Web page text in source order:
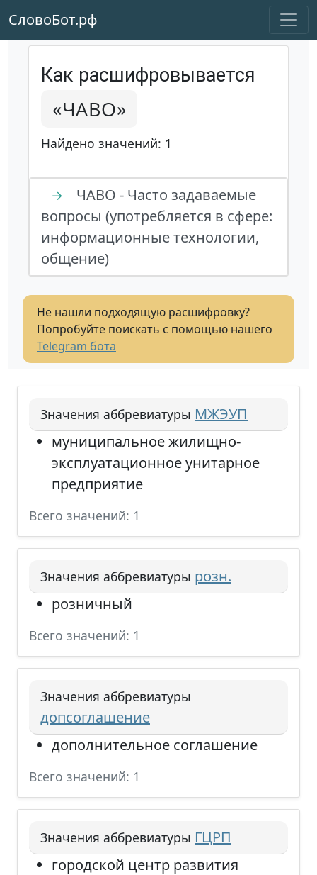
СловоБот.рф
Как расшифровывается
«ЧАВО»
Найдено значений: 1
→
ЧАВО - Часто задаваемые
вопросы (употребляется в сфере:
информационные технологии,
общение)
Не нашли подходящую расшифровку?
Попробуйте поискать с помощью нашего
Telegram бота
Значения аббревиатуры МЖЭУП
муниципальное жилищно-
эксплуатационное унитарное
предприятие
Всего значений: 1
Значения аббревиатуры розн.
розничный
Всего значений: 1
Значения аббревиатуры
допсоглашение
дополнительное соглашение
Всего значений: 1
Значения аббревиатуры ГЦРП
городской центр развития